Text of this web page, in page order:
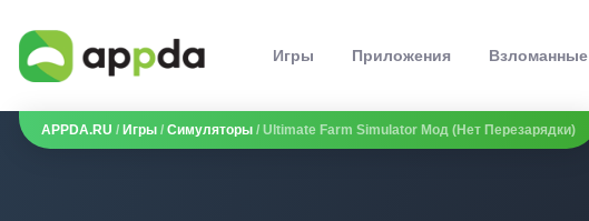
Игры Приложения Взломанные
APPDA.RU / Игры / Симуляторы / Ultimate Farm Simulator Мод (Нет Перезарядки)